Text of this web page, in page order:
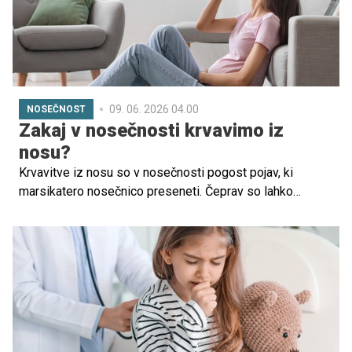
NOSEČNOST 09. 06. 2026 04.00
Zakaj v nosečnosti krvavimo iz
nosu?
Krvavitve iz nosu so v nosečnosti pogost pojav, ki
marsikatero nosečnico preseneti. Čeprav so lahko
nenevarne in povezane z naravnimi spremembami v
telesu.